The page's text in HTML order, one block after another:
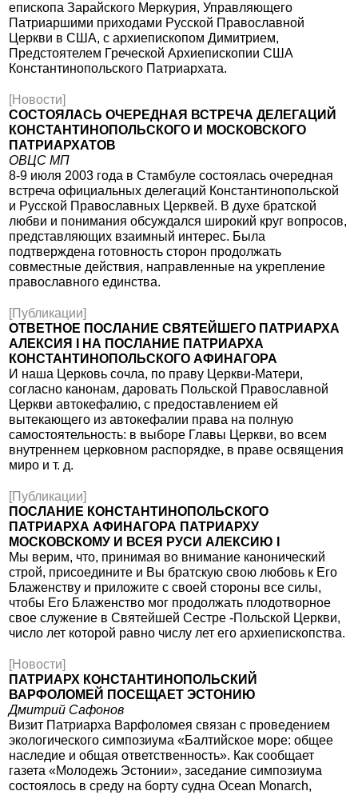
епископа Зарайского Меркурия, Управляющего
Патриаршими приходами Русской Православной
Церкви в США, с архиепископом Димитрием,
Предстоятелем Греческой Архиепископии США
Константинопольского Патриархата.
[Новости]
СОСТОЯЛАСЬ ОЧЕРЕДНАЯ ВСТРЕЧА ДЕЛЕГАЦИЙ
КОНСТАНТИНОПОЛЬСКОГО И МОСКОВСКОГО
ПАТРИАРХАТОВ
ОВЦС МП
8-9 июля 2003 года в Стамбуле состоялась очередная
встреча официальных делегаций Константинопольской
и Русской Православных Церквей. В духе братской
любви и понимания обсуждался широкий круг вопросов,
представляющих взаимный интерес. Была
подтверждена готовность сторон продолжать
совместные действия, направленные на укрепление
православного единства.
[Публикации]
ОТВЕТНОЕ ПОСЛАНИЕ СВЯТЕЙШЕГО ПАТРИАРХА
АЛЕКСИЯ I НА ПОСЛАНИЕ ПАТРИАРХА
КОНСТАНТИНОПОЛЬСКОГО АФИНАГОРА
И наша Церковь сочла, по праву Церкви-Матери,
согласно канонам, даровать Польской Православной
Церкви автокефалию, с предоставлением ей
вытекающего из автокефалии права на полную
самостоятельность: в выборе Главы Церкви, во всем
внутреннем церковном распорядке, в праве освящения
миро и т. д.
[Публикации]
ПОСЛАНИЕ КОНСТАНТИНОПОЛЬСКОГО
ПАТРИАРХА АФИНАГОРА ПАТРИАРХУ
МОСКОВСКОМУ И ВСЕЯ РУСИ АЛЕКСИЮ I
Мы верим, что, принимая во внимание канонический
строй, присоедините и Вы братскую свою любовь к Его
Блаженству и приложите с своей стороны все силы,
чтобы Его Блаженство мог продолжать плодотворное
свое служение в Святейшей Сестре -Польской Церкви,
число лет которой равно числу лет его архиепископства.
[Новости]
ПАТРИАРХ КОНСТАНТИНОПОЛЬСКИЙ
ВАРФОЛОМЕЙ ПОСЕЩАЕТ ЭСТОНИЮ
Дмитрий Сафонов
Визит Патриарха Варфоломея связан с проведением
экологического симпозиума «Балтийское море: общее
наследие и общая ответственность». Как сообщает
газета «Молодежь Эстонии», заседание симпозиума
состоялось в среду на борту судна Ocean Monarch,